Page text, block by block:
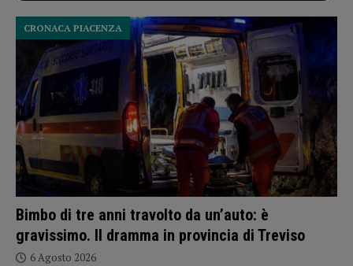
Bimbo di tre anni travolto da un’auto: è
gravissimo. Il dramma in provincia di Treviso
CRONACA PIACENZA
6 Agosto 2026